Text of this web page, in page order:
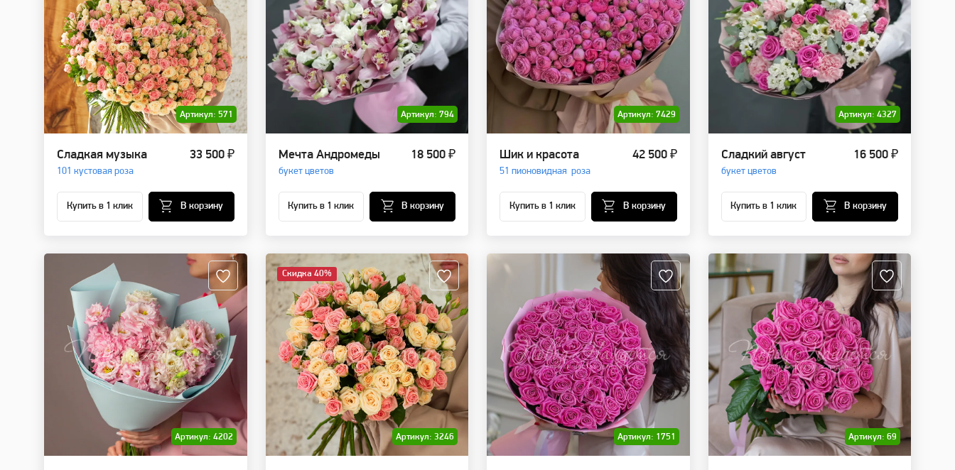
Артикул: 571
Сладкая музыка
101 кустовая роза
33 500 ₽
Купить в 1 клик В корзину
Артикул: 794
Мечта Андромеды
букет цветов
18 500 ₽
Купить в 1 клик В корзину
Артикул: 7429
Шик и красота
51 пионовидная роза
42 500 ₽
Купить в 1 клик В корзину
Артикул: 4327
Сладкий август
букет цветов
16 500 ₽
Купить в 1 клик В корзину
Артикул: 4202
Скидка 40%
Артикул: 3246 Артикул: 1751 Артикул: 69